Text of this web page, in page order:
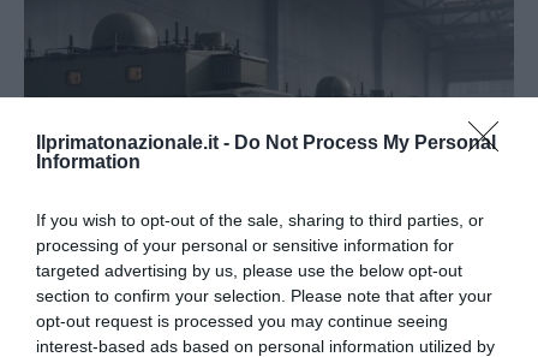
Ilprimatonazionale.it - Do Not Process My Personal
Information
If you wish to opt-out of the sale, sharing to third parties, or
processing of your personal or sensitive information for
targeted advertising by us, please use the below opt-out
section to confirm your selection. Please note that after your
opt-out request is processed you may continue seeing
interest-based ads based on personal information utilized by
Tekne agli americani: il Golden Power è l’ultima trincea
di uno Stato senza politica...